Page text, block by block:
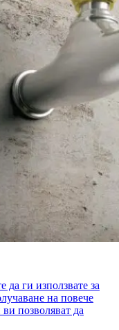
да ги използвате за
на повече
позволяват да